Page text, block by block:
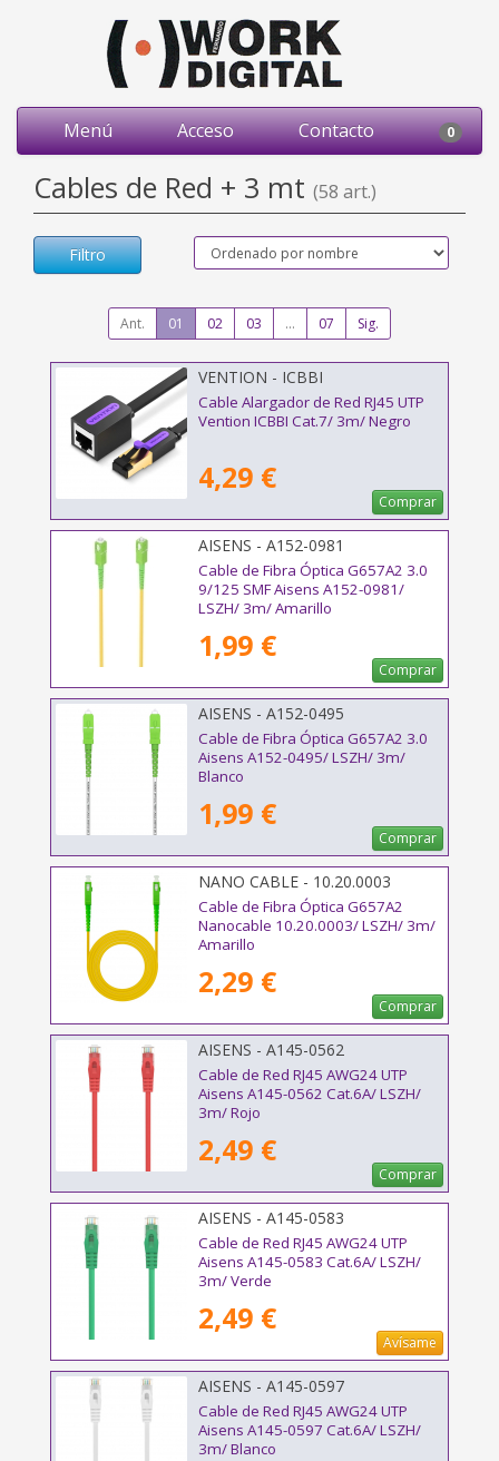
Menú Acceso Contacto 0
Cables de Red + 3 mt (58 art.)
Filtro
Ant. 01 02 03 ... 07 Sig.
VENTION - ICBBI
Cable Alargador de Red RJ45 UTP
Vention ICBBI Cat.7/ 3m/ Negro
4,29 €
Comprar
AISENS - A152-0981
Cable de Fibra Óptica G657A2 3.0
9/125 SMF Aisens A152-0981/
LSZH/ 3m/ Amarillo
1,99 €
Comprar
AISENS - A152-0495
Cable de Fibra Óptica G657A2 3.0
Aisens A152-0495/ LSZH/ 3m/
Blanco
1,99 €
Comprar
NANO CABLE - 10.20.0003
Cable de Fibra Óptica G657A2
Nanocable 10.20.0003/ LSZH/ 3m/
Amarillo
2,29 €
Comprar
AISENS - A145-0562
Cable de Red RJ45 AWG24 UTP
Aisens A145-0562 Cat.6A/ LSZH/
3m/ Rojo
2,49 €
Comprar
AISENS - A145-0583
Cable de Red RJ45 AWG24 UTP
Aisens A145-0583 Cat.6A/ LSZH/
3m/ Verde
2,49 €
Avísame
AISENS - A145-0597
Cable de Red RJ45 AWG24 UTP
Aisens A145-0597 Cat.6A/ LSZH/
3m/ Blanco